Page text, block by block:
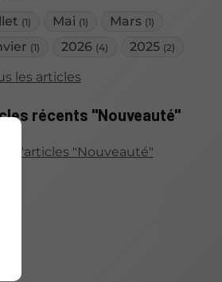
(1) Mai (1) Mars (1)
(1) 2026 (4) 2025 (2)
les articles
récents "Nouveauté"
d'articles "Nouveauté"